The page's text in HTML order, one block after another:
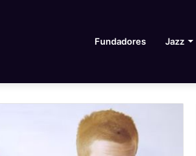
Fundadores Jazz